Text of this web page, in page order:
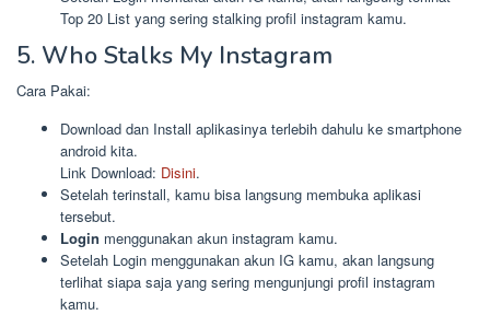
Top 20 List yang sering stalking profil instagram kamu.
5. Who Stalks My Instagram
Cara Pakai:
Download dan Install aplikasinya terlebih dahulu ke smartphone
android kita.
Link Download: Disini.
Setelah terinstall, kamu bisa langsung membuka aplikasi
tersebut.
Login menggunakan akun instagram kamu.
Setelah Login menggunakan akun IG kamu, akan langsung
terlihat siapa saja yang sering mengunjungi profil instagram
kamu.